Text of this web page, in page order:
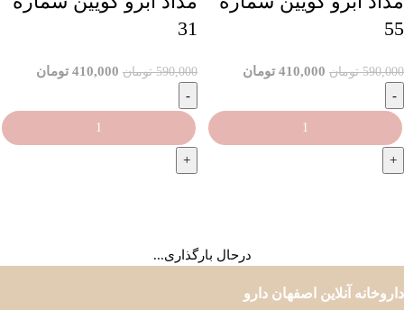
55
590,000 تومان 410,000 تومان
31
590,000 تومان 410,000 تومان
درحال بارگذاری...
داروخانه آنلاین اصفهان دارو